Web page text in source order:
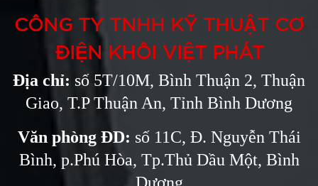
CÔNG TY TNHH KỸ THUẬT CƠ
ĐIỆN KHÔI VIỆT PHÁT
Địa chỉ: số 5T/10M, Bình Thuận 2, Thuận
Giao, T.P Thuận An, Tỉnh Bình Dương
Văn phòng ĐD: số 11C, Đ. Nguyễn Thái
Bình, p.Phú Hòa, Tp.Thủ Dầu Một, Bình